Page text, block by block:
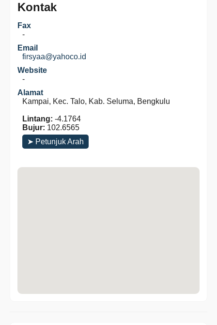
Kontak
Fax
-
Email
firsyaa@yahoco.id
Website
-
Alamat
Kampai, Kec. Talo, Kab. Seluma, Bengkulu
Lintang: -4.1764
Bujur: 102.6565
➤ Petunjuk Arah